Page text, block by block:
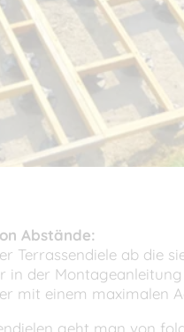
Abstände:
Terrassendiele ab die
in der
mit einem maximalen
geht man von